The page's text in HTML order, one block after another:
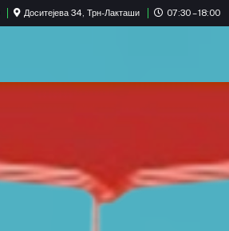
Доситејева 34, Трн-Лакташи 07:30 – 18:00